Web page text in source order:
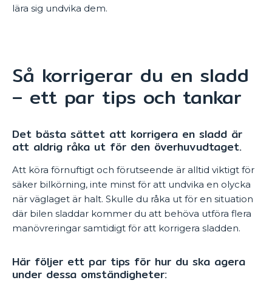
lära sig undvika dem.
Så korrigerar du en sladd
– ett par tips och tankar
Det bästa sättet att korrigera en sladd är
att aldrig råka ut för den överhuvudtaget.
Att köra förnuftigt och förutseende är alltid viktigt för
säker bilkörning, inte minst för att undvika en olycka
när väglaget är halt. Skulle du råka ut för en situation
där bilen sladdar kommer du att behöva utföra flera
manövreringar samtidigt för att korrigera sladden.
Här följer ett par tips för hur du ska agera
under dessa omständigheter: